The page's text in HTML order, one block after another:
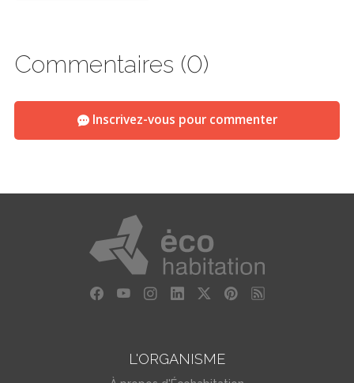
Commentaires (0)
Inscrivez-vous pour commenter
L'ORGANISME